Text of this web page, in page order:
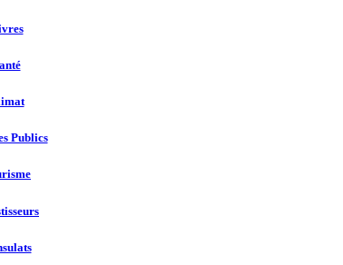
Publics